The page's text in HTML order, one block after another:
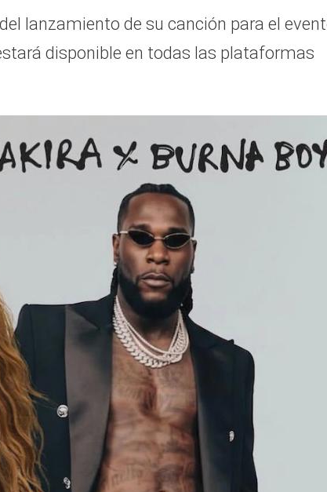
lanzamiento de su canción para el
disponible en todas las plataformas